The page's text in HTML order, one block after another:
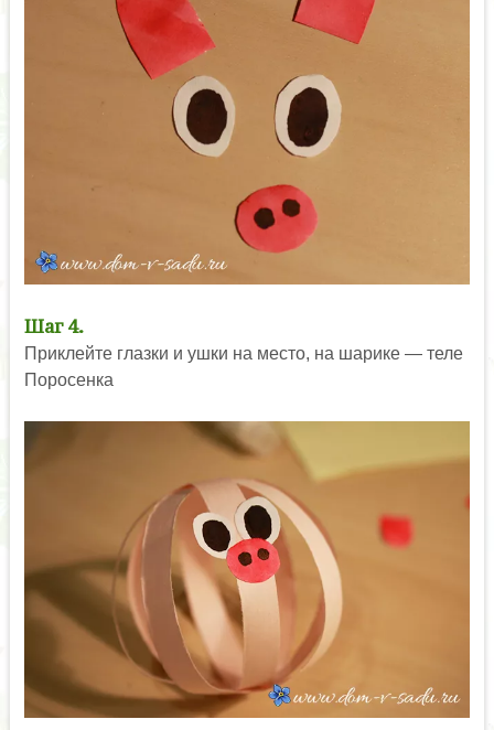
Шаг 4.
Приклейте глазки и ушки на место, на шарике — теле
Поросенка